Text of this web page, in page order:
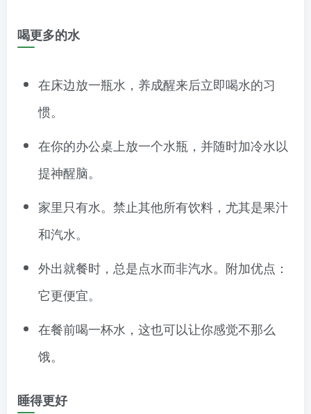
喝更多的水
在床边放一瓶水，养成醒来后立即喝水的习
惯。
在你的办公桌上放一个水瓶，并随时加冷水以
提神醒脑。
家里只有水。禁止其他所有饮料，尤其是果汁
和汽水。
外出就餐时，总是点水而非汽水。附加优点：
它更便宜。
在餐前喝一杯水，这也可以让你感觉不那么
饿。
睡得更好